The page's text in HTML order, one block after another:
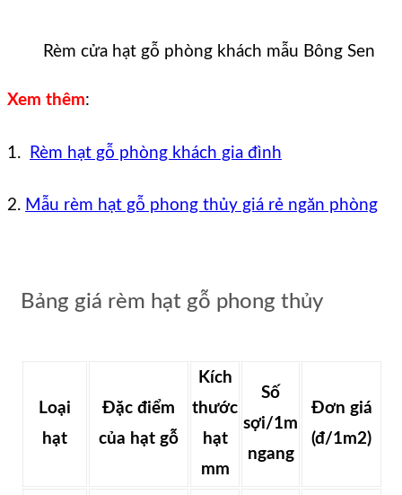
Rèm cửa hạt gỗ phòng khách mẫu Bông Sen
Xem thêm:
1. Rèm hạt gỗ phòng khách gia đình
2. Mẫu rèm hạt gỗ phong thủy giá rẻ ngăn phòng
Bảng giá rèm hạt gỗ phong thủy
Loại
hạt
Đặc điểm
của hạt gỗ
Kích
thước
hạt
mm
Số
sợi/1m
ngang
Đơn giá
(đ/1m2)